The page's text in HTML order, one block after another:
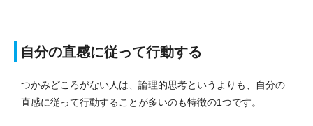
自分の直感に従って行動する
つかみどころがない人は、論理的思考というよりも、自分の
直感に従って行動することが多いのも特徴の1つです。